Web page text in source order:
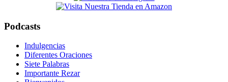
Podcasts
Indulgencias
Diferentes Oraciones
Siete Palabras
Importante Rezar